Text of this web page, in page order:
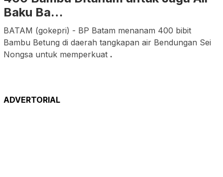
Baku Ba…
BATAM (gokepri) - BP Batam menanam 400 bibit
Bambu Betung di daerah tangkapan air Bendungan Sei
Nongsa untuk memperkuat .
ADVERTORIAL